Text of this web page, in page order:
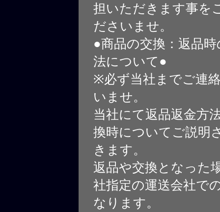
担いただきます事を
ださいませ。
●商品の交換：返品
法について●
※必ず当社までご連
いませ。
当社にて返品返金方
換時についてご説明
きます。
返品や交換となった
社指定の運送会社で
なります。